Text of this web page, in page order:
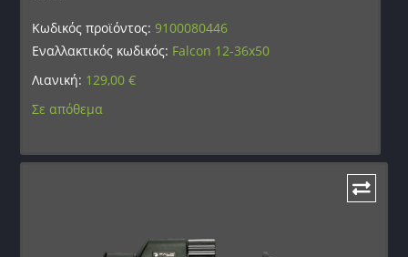
Κωδικός προϊόντος:9100080446
Εναλλακτικός κωδικός: Falcon 12-36x50
Λιανική: 129,00€
Σε απόθεμα